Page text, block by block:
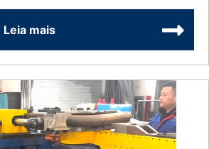
Leia mais